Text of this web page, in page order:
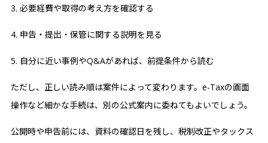
3. 必要経費や取得の考え方を確認する
4. 申告・提出・保管に関する説明を見る
5. 自分に近い事例やQ&Aがあれば、前提条件から読む
ただし、正しい読み順は案件によって変わります。e-Taxの画面
操作など細かな手続は、別の公式案内に委ねてもよいでしょう。
公開時や申告前には、資料の確認日を残し、税制改正やタックス